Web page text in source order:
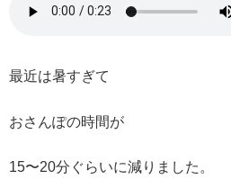
最近は暑すぎて
おさんぽの時間が
15〜20分ぐらいに減りました。